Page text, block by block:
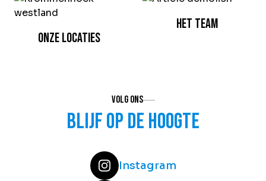
Onze locaties
Het team
Volg ons
Blijf op de hoogte
Instagram